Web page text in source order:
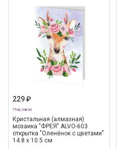
229 ₽
Под заказ
Кристальная (алмазная)
мозаика "ФРЕЯ" ALVO-603
открытка "Оленёнок с цветами"
14.8 х 10.5 см